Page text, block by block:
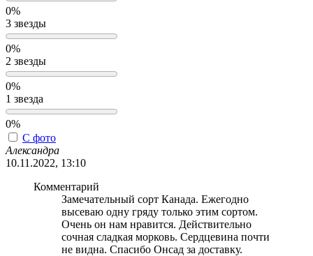
0%
3 звезды
0%
2 звезды
0%
1 звезда
0%
С фото
Александра
10.11.2022, 13:10
Комментарий
Замечательный сорт Канада. Ежегодно
высеваю одну гряду только этим сортом.
Очень он нам нравится. Действительно
сочная сладкая морковь. Сердцевина почти
не видна. Спасибо Онсад за доставку.